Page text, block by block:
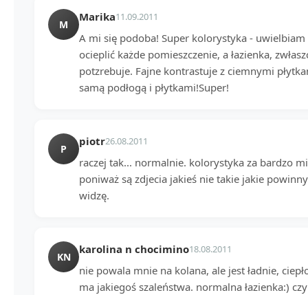
M
Marika11.09.2011
A mi się podoba! Super kolorystyka -
ocieplić każde pomieszczenie, a łazienka,
potzrebuje. Fajne kontrastuje z ciemnymi
samą podłogą i płytkami!Super!
P
piotr26.08.2011
raczej tak... normalnie. kolorystyka za bardzo
poniważ są zdjecia jakieś nie takie jakie
widzę.
KN
karolina n chocimino18.08.2011
nie powala mnie na kolana, ale jest ładnie,
ma jakiegoś szaleństwa. normalna łazienka:)